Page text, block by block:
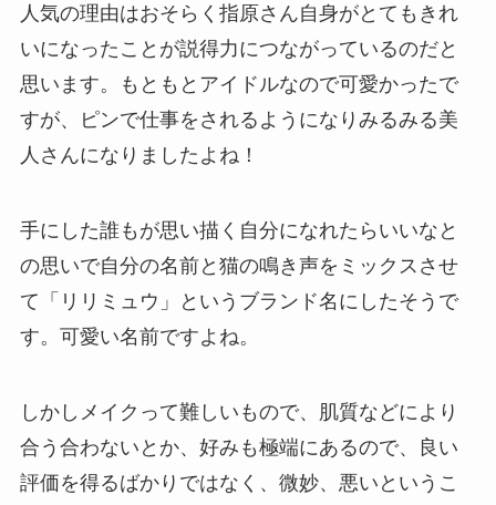
人気の理由はおそらく指原さん自身がとてもきれ
いになったことが説得力につながっているのだと
思います。もともとアイドルなので可愛かったで
すが、ピンで仕事をされるようになりみるみる美
人さんになりましたよね！
手にした誰もが思い描く自分になれたらいいなと
の思いで自分の名前と猫の鳴き声をミックスさせ
て「リリミュウ」というブランド名にしたそうで
す。可愛い名前ですよね。
しかしメイクって難しいもので、肌質などにより
合う合わないとか、好みも極端にあるので、良い
評価を得るばかりではなく、微妙、悪いというこ